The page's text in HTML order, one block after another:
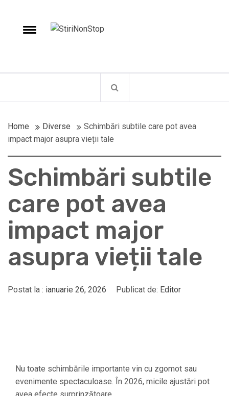
contentToggle
StiriNonStop
Home Diverse
Schimbări subtile care pot avea
impact major asupra vieții tale
Schimbări subtile
care pot avea
impact major
asupra vieții tale
Postat la : ianuarie 26, 2026 Publicat de: Editor
Nu toate schimbările importante vin cu zgomot sau
evenimente spectaculoase. În 2026, micile ajustări pot